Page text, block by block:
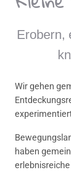
Erobern,
Wir gehen
haben